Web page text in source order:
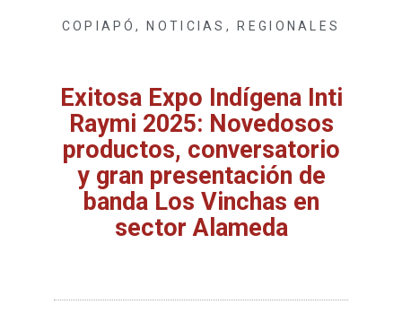
COPIAPÓ ,NOTICIAS ,REGIONALES
Exitosa Expo Indígena Inti
Raymi 2025: Novedosos
productos, conversatorio
y gran presentación de
banda Los Vinchas en
sector Alameda